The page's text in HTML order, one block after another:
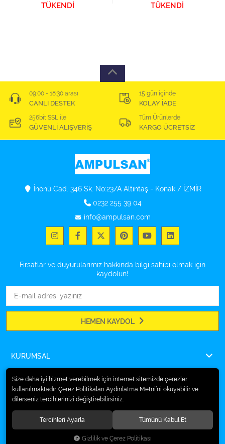
TÜKENDİ TÜKENDİ
09:00 - 18:30 arası
CANLI DESTEK
15 gün içinde
KOLAY İADE
256bit SSL ile
GÜVENLİ ALIŞVERİŞ
Tüm Ürünlerde
KARGO ÜCRETSİZ
İnönü Cad. 346 Sk. No:23/A Altıntaş - Konak / İZMİR
0232 255 39 04
info@ampulsan.com
Fırsatlar ve duyurularımız hakkında bilgi sahibi olmak için
kaydolun!
HEMEN KAYDOL
KURUMSAL
ÖDEME
İLETİŞİM
© 2026Ampulsan®. Tüm hakları saklıdır.
Size daha iyi hizmet verebilmek için internet sitemizde çerezler
kullanılmaktadır. Çerez Politikaları Aydınlatma Metni’ni okuyabilir ve
dilerseniz tercihlerinizi değiştirebilirsiniz.
Tercihleri Ayarla Tümünü Kabul Et
Gizlilik ve Çerez Politikası